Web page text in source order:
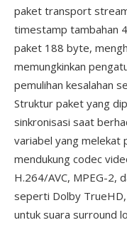
paket transport
timestamp tambahan
paket 188 byte,
memungkinkan
pemulihan kesalahan
Struktur paket yang
sinkronisasi saat
variabel yang melekat
mendukung codec
H.264/AVC, MPEG-2,
seperti Dolby
untuk suara surround